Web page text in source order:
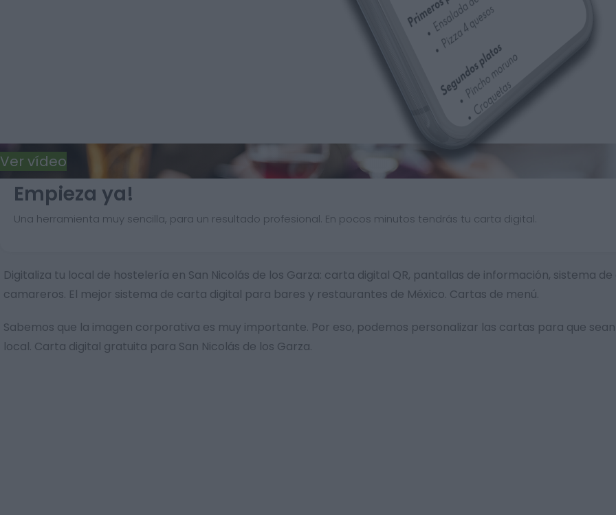
Empieza ya!
Una herramienta muy sencilla, para un resultado profesional. En pocos minutos tendrás tu carta digital.
Digitaliza tu local de hostelería en San Nicolás de los Garza: carta digital QR, pantallas de información, sistema
camareros. El mejor sistema de carta digital para bares y restaurantes de México. Cartas de menú.
Sabemos que la imagen corporativa es muy importante. Por eso, podemos personalizar las cartas para que
local. Carta digital gratuita para San Nicolás de los Garza.
Ver vídeo